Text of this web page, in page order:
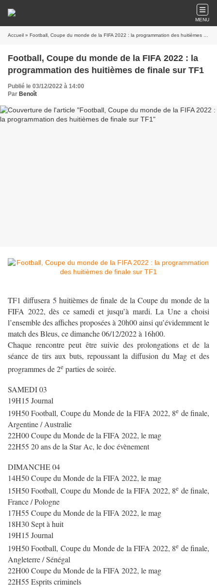
MENU
Accueil » Football, Coupe du monde de la FIFA 2022 : la programmation des huitièmes de finale sur TF1
Football, Coupe du monde de la FIFA 2022 : la
programmation des huitièmes de finale sur TF1
Publié le 03/12/2022 à 14:00
Par Benoît
TF1 diffusera 5 huitièmes de finale de la Coupe du monde de la
FIFA 2022, dès ce samedi et jusqu’à mardi. La Une a choisi
l’ensemble des affiches proposées à 20h00 ainsi qu’évidemment le
match des Bleus, ce dimanche 06/12/2022 à 16h00.
Chaque rencontre peut être suivie des prolongations et de la
séance de tirs aux buts, repoussant la diffusion du Mag et des
programmes de 2e parties de soirée.
SAMEDI 03
19H15 Journal
19H50 Football, Coupe du Monde de la FIFA 2022, 8e de finale,
Argentine / Australie
22H00 Coupe du Monde de la FIFA 2022, le mag
22H55 20 ans de la Star Ac, le doc évènement
DIMANCHE 04
14H50 Coupe du Monde de la FIFA 2022, le mag
15H50 Football, Coupe du Monde de la FIFA 2022, 8e de finale,
France / Pologne
17H55 Coupe du Monde de la FIFA 2022, le mag
18H30 Sept à huit
19H15 Journal
19H50 Football, Coupe du Monde de la FIFA 2022, 8e de finale,
Angleterre / Sénégal
22H00 Coupe du Monde de la FIFA 2022, le mag
22H55 Esprits criminels